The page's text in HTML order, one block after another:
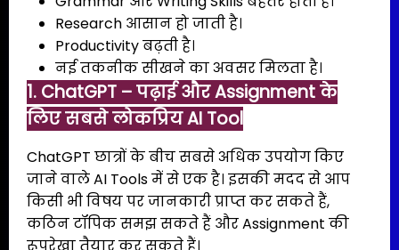
Research आसान हो जाती है।
Productivity बढ़ती है।
नई तकनीक सीखने का अवसर मिलता है।
1. ChatGPT – पढ़ाई और Assignment के
लिए सबसे लोकप्रिय AI Tool
ChatGPT छात्रों के बीच सबसे अधिक उपयोग किए
जाने वाले AI Tools में से एक है। इसकी मदद से आप
किसी भी विषय पर जानकारी प्राप्त कर सकते हैं,
कठिन टॉपिक समझ सकते हैं और Assignment की